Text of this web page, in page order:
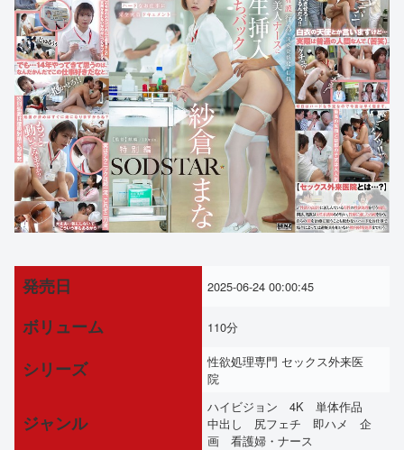
発売日 2025-06-24 00:00:45
ボリューム 110分
シリーズ
性欲処理専門 セックス外来医
院
ジャンル
ハイビジョン 4K 単体作品
中出し 尻フェチ 即ハメ 企
画 看護婦・ナース